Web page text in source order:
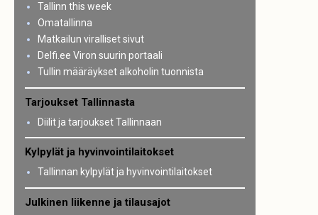
Tallinn this week
Omatallinna
Matkailun viralliset sivut
Delfi.ee Viron suurin portaali
Tullin määräykset alkoholin tuonnista
Tarjoukset Tallinnasta
Diilit ja tarjoukset Tallinnaan
Kylpylät ja hyvinvointilaitokset
Tallinnan kylpylät ja hyvinvointilaitokset
Julkinen liikenne ja tilausajot